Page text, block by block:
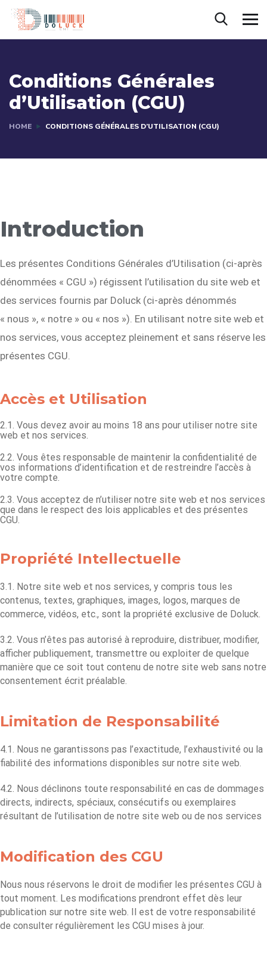
Conditions Générales
d’Utilisation (CGU)
HOME CONDITIONS GÉNÉRALES D’UTILISATION (CGU)
Introduction
Les présentes Conditions Générales d’Utilisation (ci-après
dénommées « CGU ») régissent l’utilisation du site web et
des services fournis par Doluck (ci-après dénommés
« nous », « notre » ou « nos »). En utilisant notre site web et
nos services, vous acceptez pleinement et sans réserve les
présentes CGU.
Accès et Utilisation
2.1. Vous devez avoir au moins 18 ans pour utiliser notre site
web et nos services.
2.2. Vous êtes responsable de maintenir la confidentialité de
vos informations d’identification et de restreindre l’accès à
votre compte.
2.3. Vous acceptez de n’utiliser notre site web et nos services
que dans le respect des lois applicables et des présentes
CGU.
Propriété Intellectuelle
3.1. Notre site web et nos services, y compris tous les
contenus, textes, graphiques, images, logos, marques de
commerce, vidéos, etc., sont la propriété exclusive de Doluck.
3.2. Vous n’êtes pas autorisé à reproduire, distribuer, modifier,
afficher publiquement, transmettre ou exploiter de quelque
manière que ce soit tout contenu de notre site web sans notre
consentement écrit préalable.
Limitation de Responsabilité
4.1. Nous ne garantissons pas l’exactitude, l’exhaustivité ou la
fiabilité des informations disponibles sur notre site web.
4.2. Nous déclinons toute responsabilité en cas de dommages
directs, indirects, spéciaux, consécutifs ou exemplaires
résultant de l’utilisation de notre site web ou de nos services
Modification des CGU
Nous nous réservons le droit de modifier les présentes CGU à
tout moment. Les modifications prendront effet dès leur
publication sur notre site web. Il est de votre responsabilité
de consulter régulièrement les CGU mises à jour.